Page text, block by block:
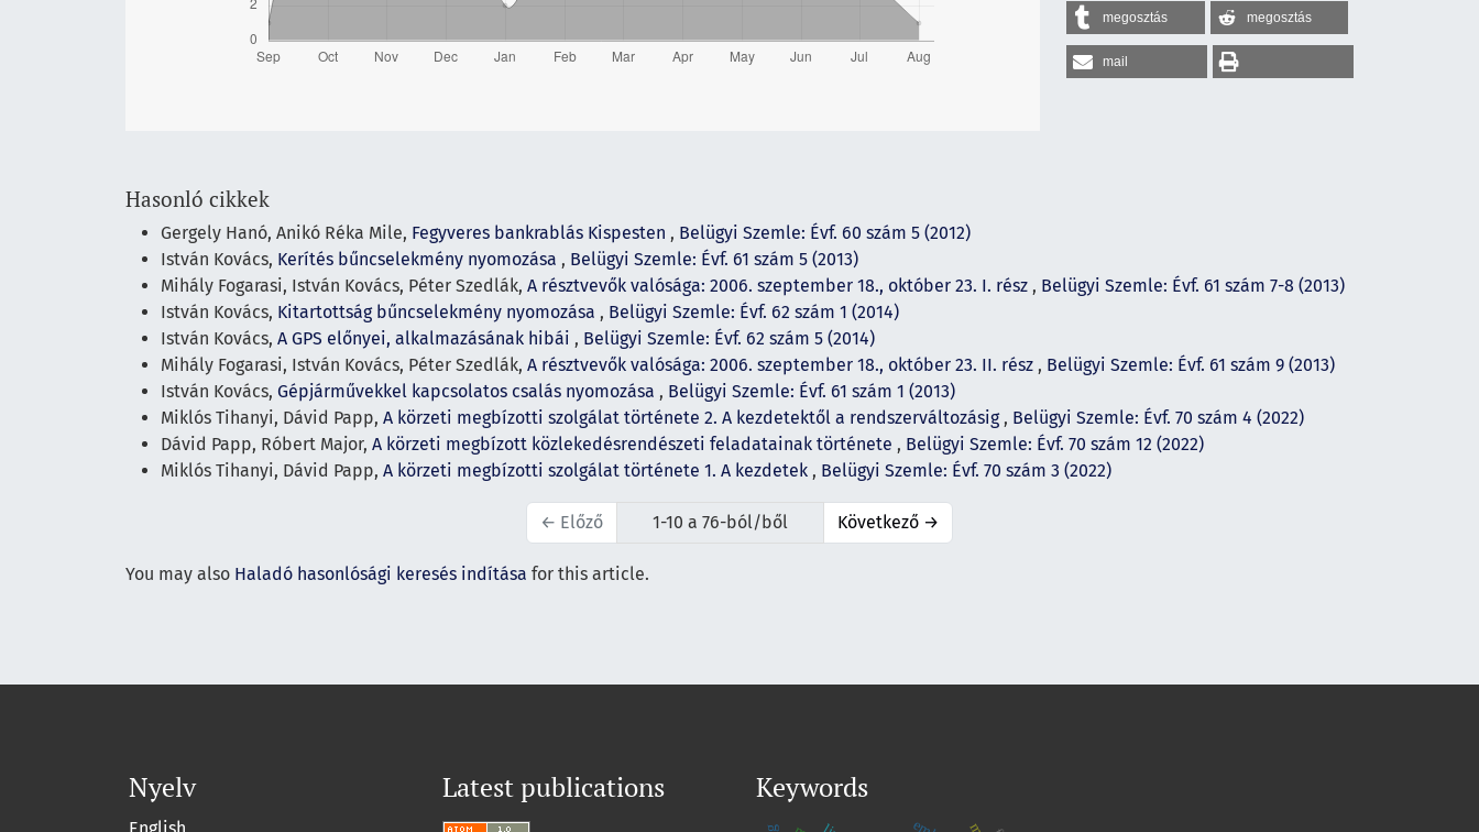
megosztás megosztás
mail
Hasonló cikkek
Gergely Hanó, Anikó Réka Mile, Fegyveres bankrablás Kispesten , Belügyi Szemle: Évf. 60 szám 5 (2012)
István Kovács, Kerítés bűncselekmény nyomozása , Belügyi Szemle: Évf. 61 szám 5 (2013)
Mihály Fogarasi, István Kovács, Péter Szedlák, A résztvevők valósága: 2006. szeptember 18., október 23. I. rész , Belügyi Szemle: Évf. 61 szám 7-8 (2013)
István Kovács, Kitartottság bűncselekmény nyomozása , Belügyi Szemle: Évf. 62 szám 1 (2014)
István Kovács, A GPS előnyei, alkalmazásának hibái , Belügyi Szemle: Évf. 62 szám 5 (2014)
Mihály Fogarasi, István Kovács, Péter Szedlák, A résztvevők valósága: 2006. szeptember 18., október 23. II. rész , Belügyi Szemle: Évf. 61 szám 9 (2013)
István Kovács, Gépjárművekkel kapcsolatos csalás nyomozása , Belügyi Szemle: Évf. 61 szám 1 (2013)
Miklós Tihanyi, Dávid Papp, A körzeti megbízotti szolgálat története 2. A kezdetektől a rendszerváltozásig , Belügyi Szemle: Évf. 70 szám 4 (2022)
Dávid Papp, Róbert Major, A körzeti megbízott közlekedésrendészeti feladatainak története , Belügyi Szemle: Évf. 70 szám 12 (2022)
Miklós Tihanyi, Dávid Papp, A körzeti megbízotti szolgálat története 1. A kezdetek , Belügyi Szemle: Évf. 70 szám 3 (2022)
← Előző 1-10 a 76-ból/ből Következő →
You may also Haladó hasonlósági keresés indítása for this article.
Nyelv
English
Latest publications Keywords